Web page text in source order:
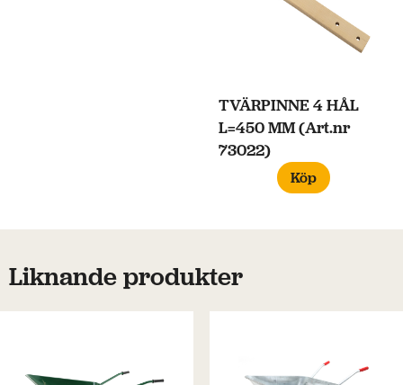
TVÄRPINNE 4 HÅL
L=450 MM (Art.nr
73022)
Köp
Liknande produkter